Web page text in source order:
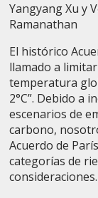
Yangyang Xu y
Ramanathan
El histórico
llamado a
temperatura
2°C”. Debido a
escenarios de
carbono,
Acuerdo de
categorías de
consideraciones.